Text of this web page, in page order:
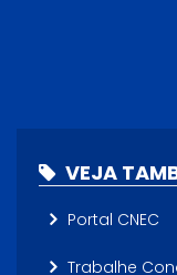
VEJA
Portal CNEC
Trabalhe